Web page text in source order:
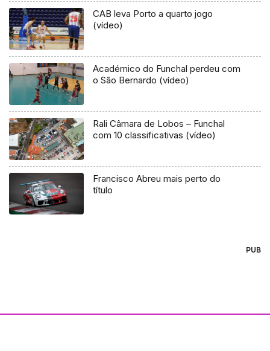
CAB leva Porto a quarto jogo
(vídeo)
Académico do Funchal perdeu com
o São Bernardo (vídeo)
Rali Câmara de Lobos – Funchal
com 10 classificativas (vídeo)
Francisco Abreu mais perto do
título
PUB